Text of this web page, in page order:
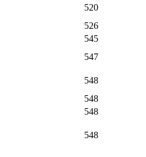
520
526
545
547
548
548
548
548